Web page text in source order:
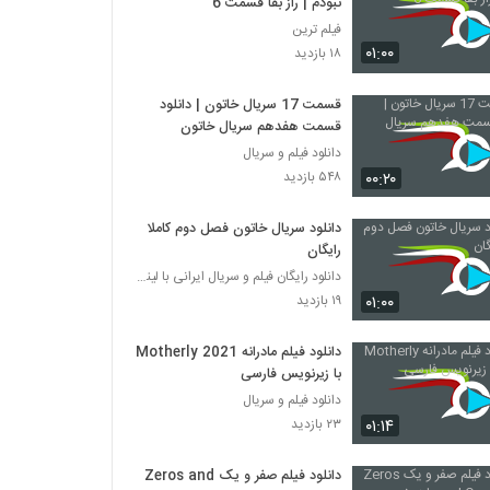
۰۱:۰۰
فیلم ترین
۱۸ بازدید
۰۰:۲۰
قسمت 17 سریال خاتون | دانلود
قسمت هفدهم سریال خاتون
دانلود فیلم و سریال
۵۴۸ بازدید
۰۱:۰۰
دانلود سریال خاتون فصل دوم کاملا
رایگان
دانلود رایگان فیلم و سریال ایرانی با لینک مستقیم
۱۹ بازدید
۰۱:۱۴
دانلود فیلم مادرانه Motherly 2021
با زیرنویس فارسی
دانلود فیلم و سریال
۲۳ بازدید
دانلود فیلم صفر و یک Zeros and